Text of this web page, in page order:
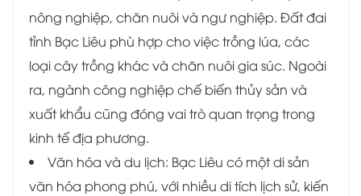
nông nghiệp, chăn nuôi và ngư nghiệp. Đất đai
tỉnh Bạc Liêu phù hợp cho việc trồng lúa, các
loại cây trồng khác và chăn nuôi gia súc. Ngoài
ra, ngành công nghiệp chế biến thủy sản và
xuất khẩu cũng đóng vai trò quan trọng trong
kinh tế địa phương.
Văn hóa và du lịch: Bạc Liêu có một di sản
văn hóa phong phú, với nhiều di tích lịch sử, kiến